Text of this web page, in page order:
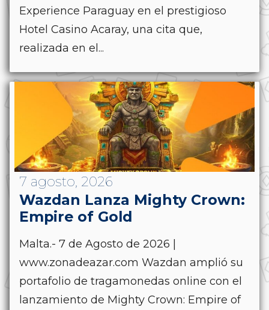
Experience Paraguay en el prestigioso
Hotel Casino Acaray, una cita que,
realizada en el...
7 agosto, 2026
Wazdan Lanza Mighty Crown:
Empire of Gold
Malta.- 7 de Agosto de 2026 |
www.zonadeazar.com Wazdan amplió su
portafolio de tragamonedas online con el
lanzamiento de Mighty Crown: Empire of